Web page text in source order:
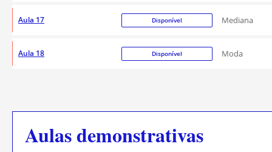
Aula 17 Disponível Mediana
Aula 18 Disponível Moda
Aulas demonstrativas